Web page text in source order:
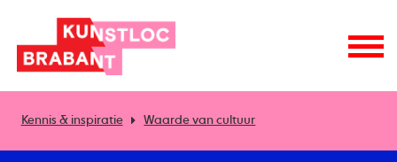
Kennis & inspiratie Waarde van cultuur